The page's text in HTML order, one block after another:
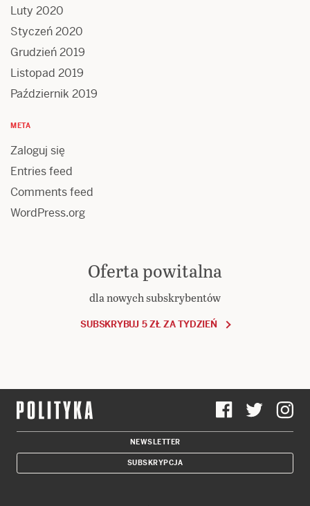
Luty 2020
Styczeń 2020
Grudzień 2019
Listopad 2019
Październik 2019
META
Zaloguj się
Entries feed
Comments feed
WordPress.org
Oferta powitalna
dla nowych subskrybentów
SUBSKRYBUJ 5 ZŁ ZA TYDZIEŃ
NEWSLETTER
SUBSKRYPCJA